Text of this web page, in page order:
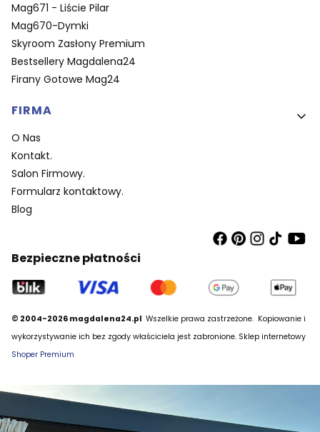
Mag671 - Liście Pilar
Mag670-Dymki
Skyroom Zasłony Premium
Bestsellery Magdalena24
Firany Gotowe Mag24
FIRMA
O Nas
Kontakt.
Salon Firmowy.
Formularz kontaktowy.
Blog
Bezpieczne płatności
© 2004-2026 magdalena24.pl Wszelkie prawa zastrzeżone. Kopiowanie i
wykorzystywanie ich bez zgody właściciela jest zabronione. Sklep internetowy
Shoper Premium